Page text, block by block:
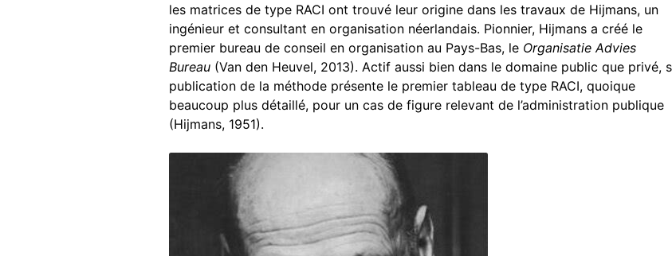
les matrices de type RACI ont trouvé leur origine dans les travaux de Hijmans, un
ingénieur et consultant en organisation néerlandais. Pionnier, Hijmans a créé le
premier bureau de conseil en organisation au Pays-Bas, le Organisatie Advies
Bureau (Van den Heuvel, 2013). Actif aussi bien dans le domaine public que privé,
publication de la méthode présente le premier tableau de type RACI, quoique
beaucoup plus détaillé, pour un cas de figure relevant de l’administration publique
(Hijmans, 1951).